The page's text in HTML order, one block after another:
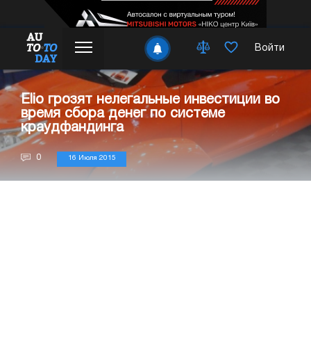
Войти
Elio грозят нелегальные инвестиции во
время сбора денег по системе
краудфандинга
0 16 Июля 2015